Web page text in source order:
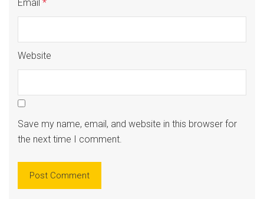
Email *
Website
Save my name, email, and website in this browser for
the next time I comment.